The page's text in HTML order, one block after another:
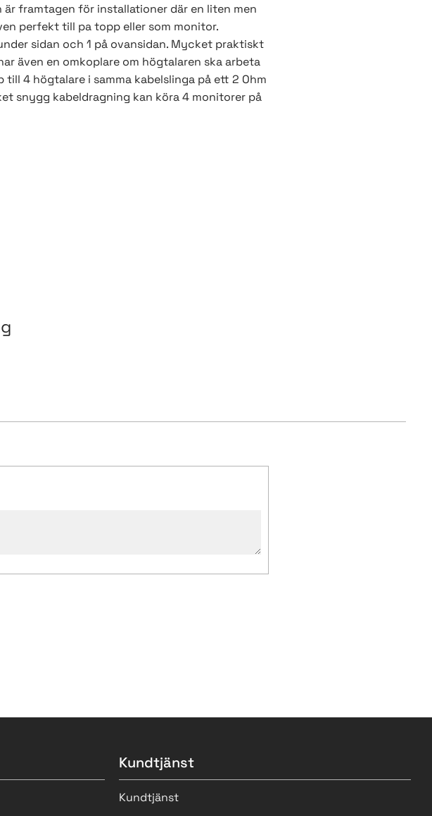
framtagen för installationer där en liten men
perfekt till pa topp eller som monitor.
sidan och 1 på ovansidan. Mycket praktiskt
även en omkoplare om högtalaren ska arbeta
till 4 högtalare i samma kabelslinga på ett 2 Ohm
snygg kabeldragning kan köra 4 monitorer på
Kundtjänst
Kundtjänst